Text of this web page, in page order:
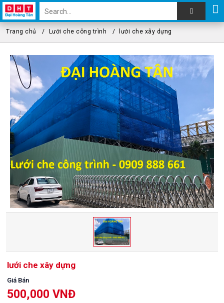
Trang chủ Lưới che công trình lưới che xây dựng
lưới che xây dựng
Giá Bán
500,000 VNĐ